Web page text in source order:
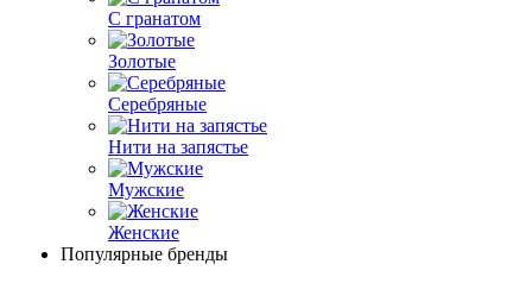
С гранатом
Золотые
Серебряные
Нити на запястье
Мужские
Женские
Популярные бренды